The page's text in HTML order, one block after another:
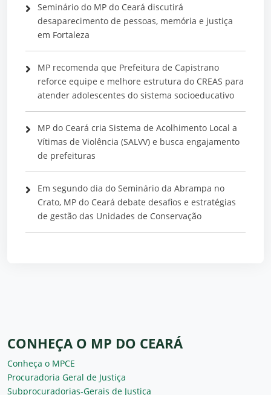
Seminário do MP do Ceará discutirá
desaparecimento de pessoas, memória e justiça
em Fortaleza
MP recomenda que Prefeitura de Capistrano
reforce equipe e melhore estrutura do CREAS para
atender adolescentes do sistema socioeducativo
MP do Ceará cria Sistema de Acolhimento Local a
Vítimas de Violência (SALVV) e busca engajamento
de prefeituras
Em segundo dia do Seminário da Abrampa no
Crato, MP do Ceará debate desafios e estratégias
de gestão das Unidades de Conservação
CONHEÇA O MP DO CEARÁ
Conheça o MPCE
Procuradoria Geral de Justiça
Subprocuradorias-Gerais de Justiça